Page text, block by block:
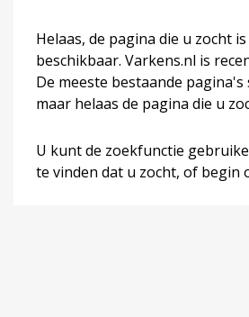
Helaas, de pagina die u zocht
beschikbaar. Varkens.nl is
De meeste bestaande
maar helaas de pagina die u
U kunt de zoekfunctie
te vinden dat u zocht, of begin